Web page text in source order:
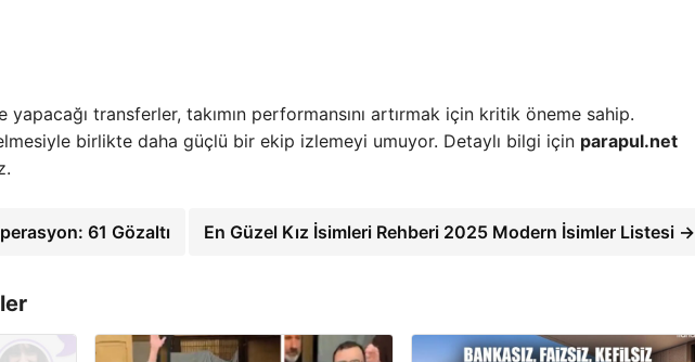
yapacağı transferler, takımın performansını artırmak için kritik öneme sahip.
birlikte daha güçlü bir ekip izlemeyi umuyor. Detaylı bilgi için parapul.net
61 Gözaltı En Güzel Kız İsimleri Rehberi 2025 Modern İsimler Listesi →